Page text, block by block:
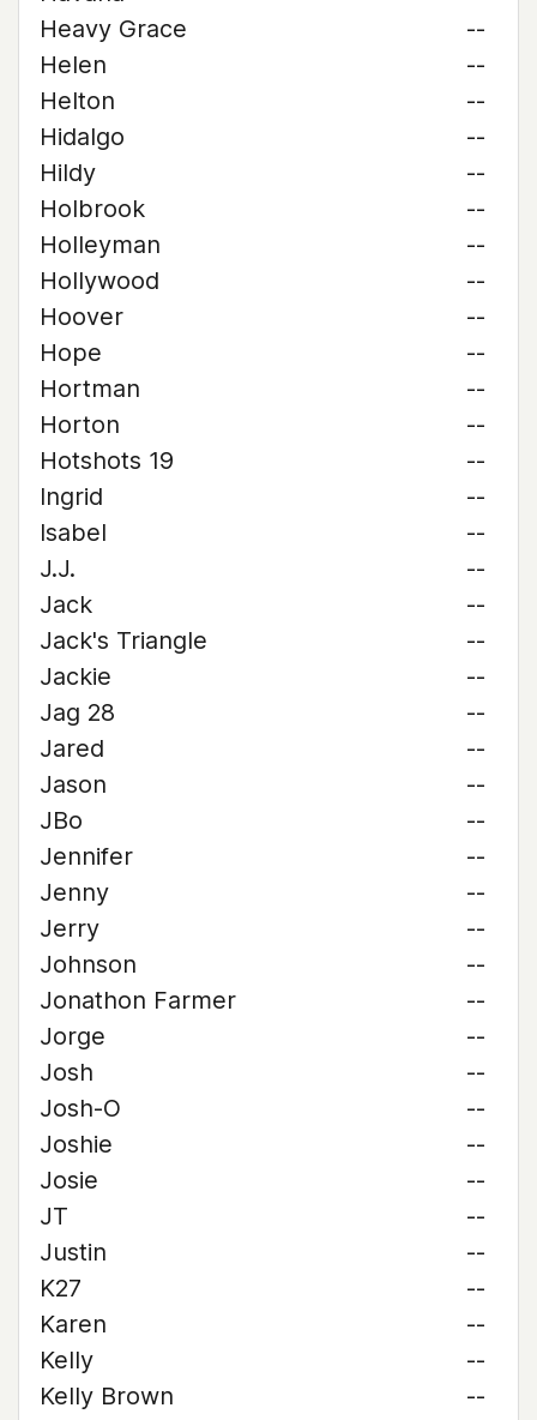
Heavy Grace
--
Helen
--
Helton
--
Hidalgo
--
Hildy
--
Holbrook
--
Holleyman
--
Hollywood
--
Hoover
--
Hope
--
Hortman
--
Horton
--
Hotshots 19
--
Ingrid
--
Isabel
--
J.J.
--
Jack
--
Jack's Triangle
--
Jackie
--
Jag 28
--
Jared
--
Jason
--
JBo
--
Jennifer
--
Jenny
--
Jerry
--
Johnson
--
Jonathon Farmer
--
Jorge
--
Josh
--
Josh-O
--
Joshie
--
Josie
--
JT
--
Justin
--
K27
--
Karen
--
Kelly
--
Kelly Brown
--